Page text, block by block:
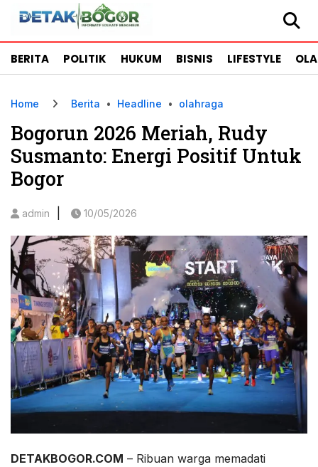
BERITA POLITIK HUKUM BISNIS LIFESTYLE
Home Berita • Headline • olahraga
Bogorun 2026 Meriah, Rudy
Susmanto: Energi Positif Untuk
Bogor
admin 10/05/2026
DETAKBOGOR.COM – Ribuan warga memadati